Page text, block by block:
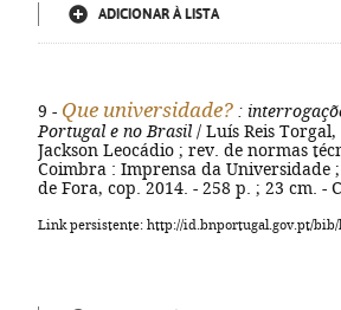
ADICIONAR À LISTA
9 - Que universidade? :
Portugal e no Brasil / Luís Reis
Jackson Leocádio ; rev. de normas
Coimbra : Imprensa da Universidade
de Fora, cop. 2014. - 258 p. ; 23 cm. -
Link persistente: http://id.bnportugal.gov.pt/bib/